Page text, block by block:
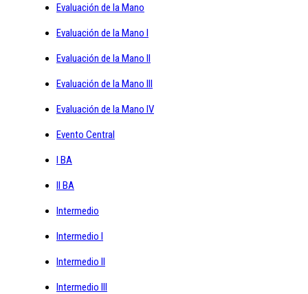
Evaluación de la Mano
Evaluación de la Mano I
Evaluación de la Mano II
Evaluación de la Mano III
Evaluación de la Mano IV
Evento Central
I BA
II BA
Intermedio
Intermedio I
Intermedio II
Intermedio III